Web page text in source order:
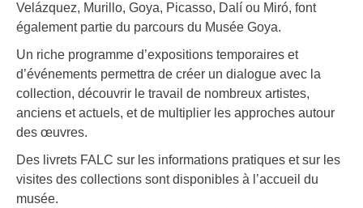
Velázquez, Murillo, Goya, Picasso, Dalí ou Miró, font
également partie du parcours du Musée Goya.
Un riche programme d’expositions temporaires et
d’événements permettra de créer un dialogue avec la
collection, découvrir le travail de nombreux artistes,
anciens et actuels, et de multiplier les approches autour
des œuvres.
Des livrets FALC sur les informations pratiques et sur les
visites des collections sont disponibles à l’accueil du
musée.